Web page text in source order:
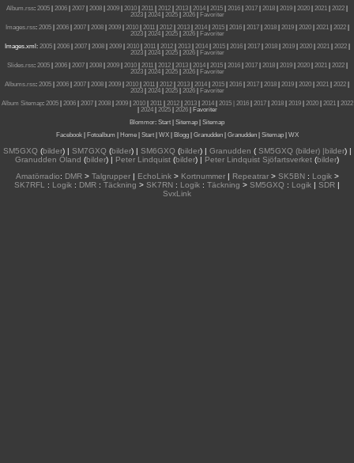
Album.rss: 2005 2006 2007 2008 2009 2010 2011 2012 2013 2014 2015 2016 2017 2018 2019 2020 2021 2022
2023| 2024| 2025| 2026|
Favoriter
Images.rss: 2005| 2006| 2007| 2008| 2009| 2010| 2011| 2012| 2013| 2014| 2015| 2016| 2017| 2018| 2019| 2020| 2021| 2022|
2023| 2024| 2025| 2026|
Favoriter
Images.xml: 2005| 2006| 2007| 2008| 2009| 2010| 2011| 2012| 2013| 2014| 2015| 2016| 2017| 2018| 2019| 2020| 2021| 2022|
2023| 2024| 2025| 2026|
Favoriter
Slides.rss: 2005| 2006| 2007| 2008| 2009| 2010| 2011| 2012| 2013| 2014| 2015| 2016| 2017| 2018| 2019| 2020| 2021| 2022|
2023| 2024| 2025| 2026|
Favoriter
Albums.rss: 2005 2006 2007 2008 2009 2010 2011 2012 2013 2014 2015 2016 2017 2018 2019 2020 2021 2022
2023| 2024| 2025| 2026|
Favoriter
Album Sitemap: 2005| 2006| 2007| 2008| 2009| 2010| 2011| 2012| 2013| 2014| 2015 | 2016| 2017| 2018| 2019| 2020| 2021| 2022
2024| 2025| 2026|
Favoriter
Blommor: Start Sitemap
Sitemap
Facebook| Fotoalbum Home| Start| WX| Blogg| Granudden| Granudden| Sitemap| WX
SM5GXQ(bilder) | SM7GXQ(bilder) | SM6GXQ(bilder) | Granudden (SM5GXQ (bilder) |bilder) |
Granudden Öland (bilder) | Peter Lindquist (bilder) | Peter Lindquist Sjöfartsverket (bilder)
Amatörradio: DMR> Talgrupper| EchoLink> Kortnummer| Repeatrar> SK5BN: Logik>
SK7RFL
: Logik : DMR : Täckning > SK7RN : Logik : Täckning > SM5GXQ : Logik | SDR |
SvxLink